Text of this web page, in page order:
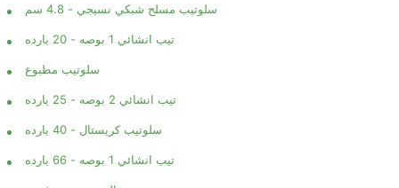
سلوتيب مسلح شبكي نسيجي - 4.8 سم
تيب انشائي 1 بوصه - 20 يارده
سلوتيب مطبوع
تيب انشائي 2 بوصه - 25 يارده
سلوتيب كريستال - 40 يارده
تيب انشائي 1 بوصه - 66 يارده